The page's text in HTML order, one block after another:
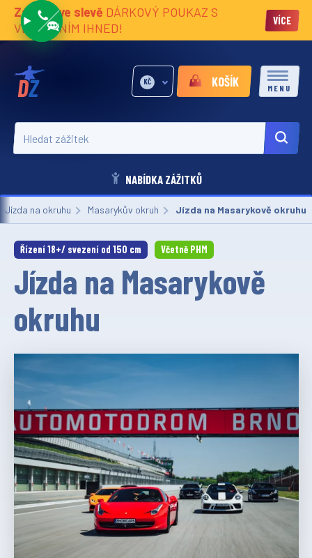
Zážitky ve slevě DÁRKOVÝ POUKAZ S
VĚNOVÁNÍM IHNED!
VÍCE
KČ KOŠÍK MENU
Hledat zážitek
NABÍDKA ZÁŽITKŮ
Jízda na okruhu Masarykův okruh Aktuální:
Jízda na Masarykově okruhu
Řízení 18+/ svezení od 150 cm Včetně PHM
Jízda na Masarykově
okruhu